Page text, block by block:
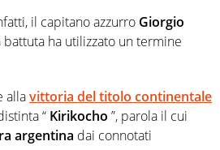
il capitano azzurro Giorgio
ha utilizzato un termine
allavittoria del titolo continentale
“ Kirikocho ”, parola il cui
argentina dai connotati